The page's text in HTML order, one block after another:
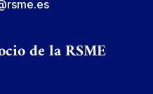
de la RSME